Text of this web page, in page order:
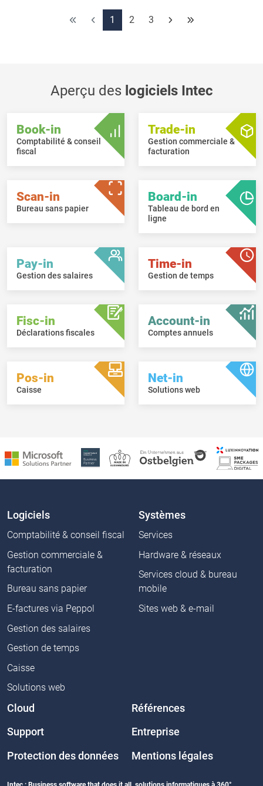
1 2 3
Aperçu des logiciels Intec
Book-in
Comptabilité & conseil
fiscal
Trade-in
Gestion commerciale &
facturation
Scan-in
Bureau sans papier
Board-in
Tableau de bord en
ligne
Pay-in
Gestion des salaires
Time-in
Gestion de temps
Fisc-in
Déclarations fiscales
Account-in
Comptes annuels
Pos-in
Caisse
Net-in
Solutions web
Logiciels
Comptabilité & conseil fiscal
Gestion commerciale &
facturation
Bureau sans papier
E-factures via Peppol
Gestion des salaires
Gestion de temps
Caisse
Solutions web
Systèmes
Services
Hardware & réseaux
Services cloud & bureau
mobile
Sites web & e-mail
Cloud Références
Support Entreprise
Protection des données Mentions légales